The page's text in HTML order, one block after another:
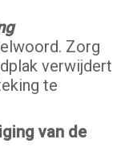
Zorg
verwijdert
te
van de